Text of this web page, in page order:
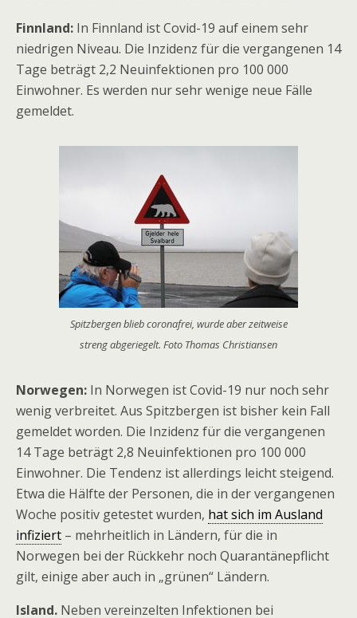
Finnland: In Finnland ist Covid-19 auf einem sehr
niedrigen Niveau. Die Inzidenz für die vergangenen 14
Tage beträgt 2,2 Neuinfektionen pro 100 000
Einwohner. Es werden nur sehr wenige neue Fälle
gemeldet.
Spitzbergen blieb coronafrei, wurde aber zeitweise
streng abgeriegelt. Foto Thomas Christiansen
Norwegen: In Norwegen ist Covid-19 nur noch sehr
wenig verbreitet. Aus Spitzbergen ist bisher kein Fall
gemeldet worden. Die Inzidenz für die vergangenen
14 Tage beträgt 2,8 Neuinfektionen pro 100 000
Einwohner. Die Tendenz ist allerdings leicht steigend.
Etwa die Hälfte der Personen, die in der vergangenen
Woche positiv getestet wurden, hat sich im Ausland
infiziert – mehrheitlich in Ländern, für die in
Norwegen bei der Rückkehr noch Quarantänepflicht
gilt, einige aber auch in „grünen“ Ländern.
Island. Neben vereinzelten Infektionen bei